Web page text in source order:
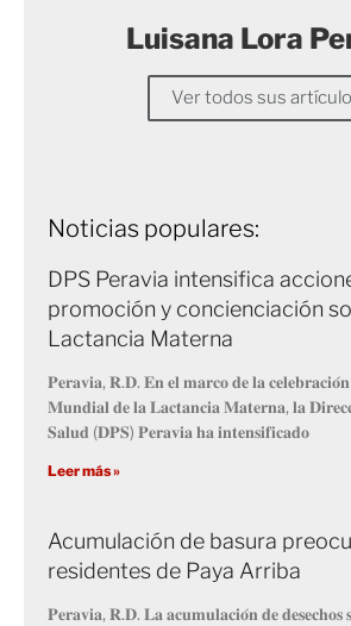
Luisana Lora
Ver todos sus
Noticias populares:
DPS Peravia intensifica
promoción y concienciación
Lactancia Materna
𝐏𝐞𝐫𝐚𝐯𝐢𝐚, 𝐑.𝐃. 𝐄𝐧 𝐞𝐥 𝐦𝐚𝐫𝐜𝐨 𝐝𝐞 𝐥𝐚
𝐌𝐮𝐧𝐝𝐢𝐚𝐥 𝐝𝐞 𝐥𝐚 𝐋𝐚𝐜𝐭𝐚𝐧𝐜𝐢𝐚 𝐌𝐚𝐭𝐞𝐫𝐧𝐚, 𝐥𝐚
𝐒𝐚𝐥𝐮𝐝 (𝐃𝐏𝐒) 𝐏𝐞𝐫𝐚𝐯𝐢𝐚 𝐡𝐚 𝐢𝐧𝐭𝐞𝐧𝐬𝐢𝐟𝐢𝐜𝐚𝐝𝐨
Leer más »
Acumulación de basura
residentes de Paya Arriba
𝐏𝐞𝐫𝐚𝐯𝐢𝐚, 𝐑.𝐃. 𝐋𝐚 𝐚𝐜𝐮𝐦𝐮𝐥𝐚𝐜𝐢𝐨́𝐧 𝐝𝐞 𝐝𝐞𝐬𝐞𝐜𝐡𝐨𝐬